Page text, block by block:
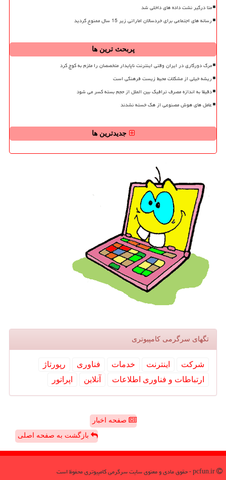
متا درگیر نشت داده های داخلی شد
رسانه های اجتماعی برای خردسالان اماراتی زیر 15 سال ممنوع گردید
پربحث ترین ها
مرگ دورکاری در ایران وقتی اینترنت ناپایدار متخصصان را ملزم به کوچ کرد
ریشه خیلی از مشکلات محیط زیست فرهنگی است
دقیقا به اندازه مصرف ترافیک بین الملل از حجم بسته کسر می شود
عامل های هوش مصنوعی از هک خسته نشدند
جدیدترین ها
تگهای سرگرمی كامپیوتری
شركت اینترنت خدمات فناوری
رپورتاژ
ارتباطات و فناوری اطلاعات
آنلاین اپراتور
صفحه اخبار
بازگشت به صفحه اصلی